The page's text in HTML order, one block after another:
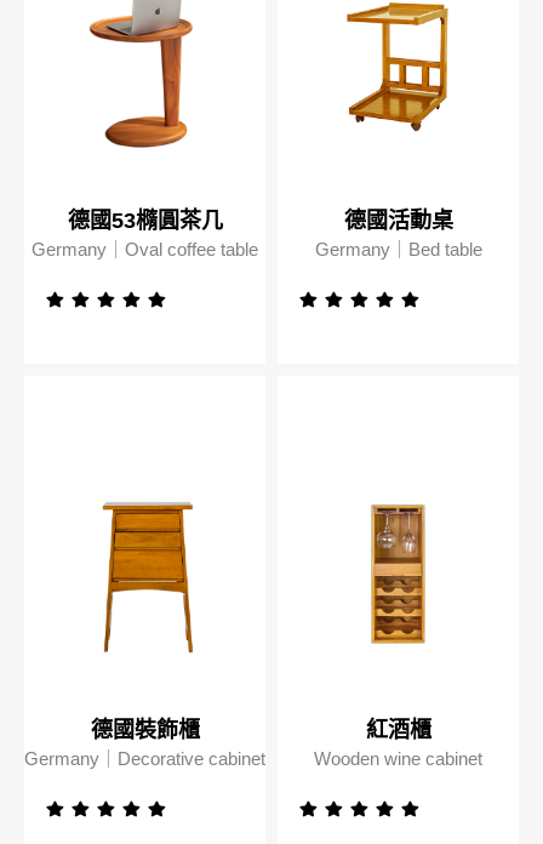
德國53橢圓茶几
Germany｜Oval coffee table
德國活動桌
Germany｜Bed table
德國裝飾櫃
Germany｜Decorative cabinet
紅酒櫃
Wooden wine cabinet